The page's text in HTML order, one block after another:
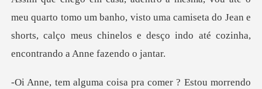
mo um banho, visto uma camiseta do Jean e
shorts, calço meus chin
comer ? Estou morrendo